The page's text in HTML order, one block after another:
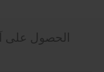
الحصول